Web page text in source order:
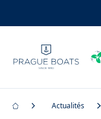
Actualités